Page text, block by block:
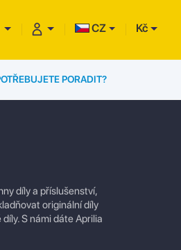
CZ Kč
PORADIT?
díly a příslušenství,
originální díly
S námi dáte Aprilia